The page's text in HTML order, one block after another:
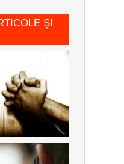
ȘI